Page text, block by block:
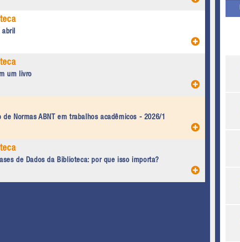
abril
um livro
de Normas ABNT em trabalhos acadêmicos - 2026/1
de Dados da Biblioteca: por que isso importa?